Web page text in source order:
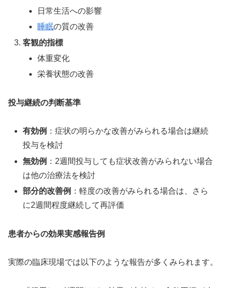
日常生活への影響
睡眠の質の改善
客観的指標
体重変化
栄養状態の改善
投与継続の判断基準
有効例 ：症状の明らかな改善がみられる場合は継続
投与を検討
無効例 ：2週間投与しても症状改善がみられない場合
は他の治療法を検討
部分的改善例 ：軽度の改善がみられる場合は、さら
に2週間程度継続して再評価
患者からの効果実感報告例
実際の臨床現場では以下のような報告が多くみられます。